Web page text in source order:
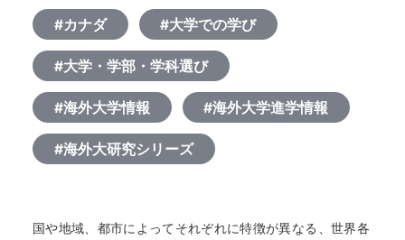
#カナダ #大学での学び
#大学・学部・学科選び
#海外大学情報 #海外大学進学情報
#海外大研究シリーズ
国や地域、都市によってそれぞれに特徴が異なる、世界各